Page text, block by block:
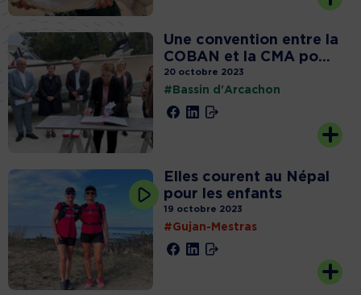
Une convention entre la
COBAN et la CMA po...
20 octobre 2023
#Bassin d'Arcachon
Elles courent au Népal
pour les enfants
19 octobre 2023
#Gujan-Mestras